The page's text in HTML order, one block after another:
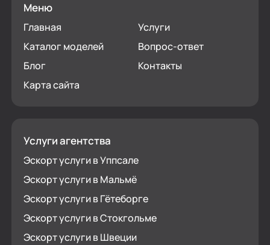
Меню
Главная
Услуги
Каталог моделей
Вопрос-ответ
Блог
Контакты
Карта сайта
Услуги агентства
Эскорт услуги в Уппсале
Эскорт услуги в Мальмё
Эскорт услуги в Гётеборге
Эскорт услуги в Стокгольме
Эскорт услуги в Швеции